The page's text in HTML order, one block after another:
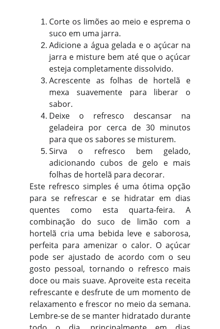
Corte os limões ao meio e esprema o
suco em uma jarra.
Adicione a água gelada e o açúcar na
jarra e misture bem até que o açúcar
esteja completamente dissolvido.
Acrescente as folhas de hortelã e
mexa suavemente para liberar o
sabor.
Deixe o refresco descansar na
geladeira por cerca de 30 minutos
para que os sabores se misturem.
Sirva o refresco bem gelado,
adicionando cubos de gelo e mais
folhas de hortelã para decorar.
Este refresco simples é uma ótima opção
para se refrescar e se hidratar em dias
quentes como esta quarta-feira. A
combinação do suco de limão com a
hortelã cria uma bebida leve e saborosa,
perfeita para amenizar o calor. O açúcar
pode ser ajustado de acordo com o seu
gosto pessoal, tornando o refresco mais
doce ou mais suave. Aproveite esta receita
refrescante e desfrute de um momento de
relaxamento e frescor no meio da semana.
Lembre-se de se manter hidratado durante